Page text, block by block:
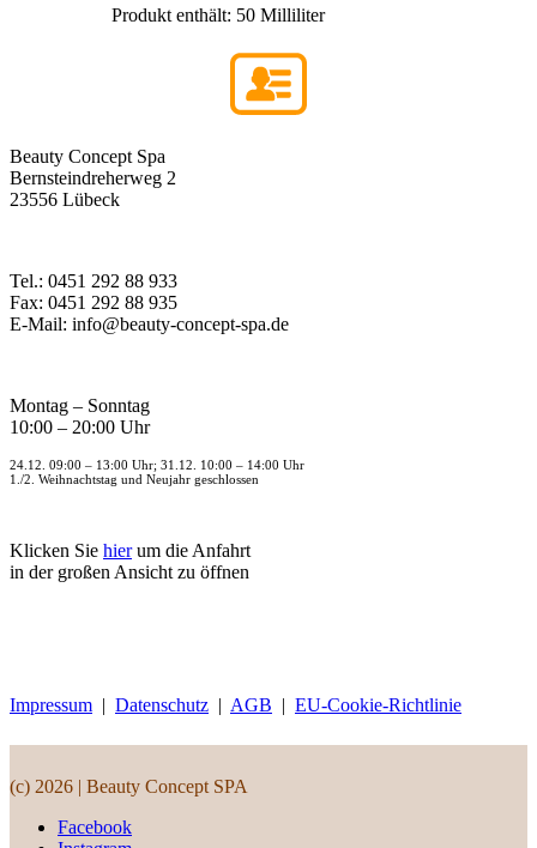
Produkt enthält: 50 Milliliter
Beauty Concept Spa
Bernsteindreherweg 2
23556 Lübeck
Tel.: 0451 292 88 933
Fax: 0451 292 88 935
E-Mail: info@beauty-concept-spa.de
Montag – Sonntag
10:00 – 20:00 Uhr
24.12. 09:00 – 13:00 Uhr; 31.12. 10:00 – 14:00 Uhr
1./2. Weihnachtstag und Neujahr geschlossen
Klicken Sie hierum die Anfahrt
in der großen Ansicht zu öffnen
Impressum | Datenschutz | AGB | EU-Cookie-Richtlinie
(c) 2026 | Beauty Concept SPA
Facebook